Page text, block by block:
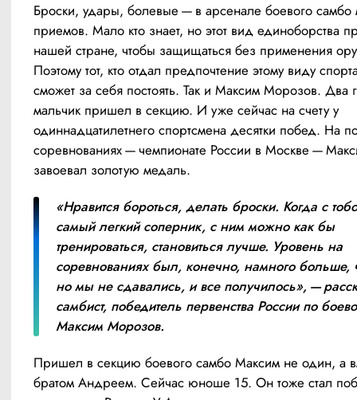
Броски, удары, болевые — в арсенале боевого самбо
приемов. Мало кто знает, но этот вид единоборства
нашей стране, чтобы защищаться без применения
Поэтому тот, кто отдал предпочтение этому виду
сможет за себя постоять. Так и Максим Морозов. Два
мальчик пришел в секцию. И уже сейчас на счету у
одиннадцатилетнего спортсмена десятки побед. На
соревнованиях — чемпионате России в Москве —
завоевал золотую медаль.
«Нравится бороться, делать броски. Когда с
самый легкий соперник, с ним можно как бы
тренироваться, становиться лучше. Уровень на
соревнованиях был, конечно, намного больше,
но мы не сдавались, и все получилось», —
самбист, победитель первенства России по
Максим Морозов.
Пришел в секцию боевого самбо Максим не один, а
братом Андреем. Сейчас юноше 15. Он тоже стал